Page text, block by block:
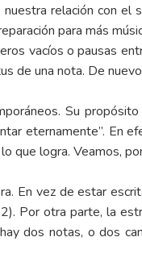
relación con el
para más
vacíos o pausas
de una nota. De
Su
eternamente”. En
que logra. Veamos,
En vez de estar
Por otra parte, la
dos notas, o dos